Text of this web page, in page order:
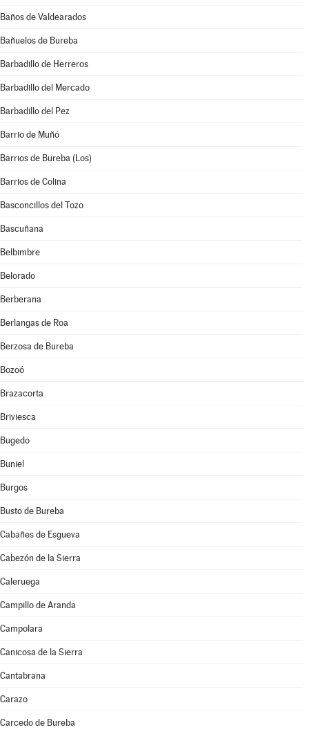
Baños de Valdearados
Bañuelos de Bureba
Barbadillo de Herreros
Barbadillo del Mercado
Barbadillo del Pez
Barrio de Muñó
Barrios de Bureba (Los)
Barrios de Colina
Basconcillos del Tozo
Bascuñana
Belbimbre
Belorado
Berberana
Berlangas de Roa
Berzosa de Bureba
Bozoó
Brazacorta
Briviesca
Bugedo
Buniel
Burgos
Busto de Bureba
Cabañes de Esgueva
Cabezón de la Sierra
Caleruega
Campillo de Aranda
Campolara
Canicosa de la Sierra
Cantabrana
Carazo
Carcedo de Bureba